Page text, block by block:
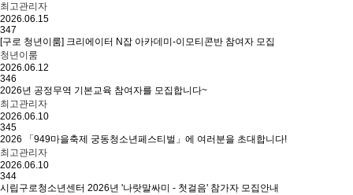
최고관리자
2026.06.15
347
[구로 청년이룸] 크리에이터 N잡 아카데미-이모티콘반 참여자 모집
청년이룸
2026.06.12
346
2026년 공정무역 기본교육 참여자를 모집합니다~
최고관리자
2026.06.10
345
2026 「949마을축제 궁동청소년페스티벌」에 여러분을 초대합니다!
최고관리자
2026.06.10
344
시립구로청소년센터 2026년 '나랏말싸미 - 첫걸음' 참가자 모집안내